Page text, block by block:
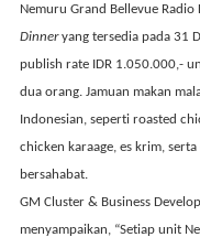
Nemuru Grand Bellevue Radio
Dinner yang tersedia pada 31
publish rate IDR 1.050.000,-
dua orang. Jamuan makan
Indonesian, seperti roasted
chicken karaage, es krim,
bersahabat.
GM Cluster & Business
menyampaikan, “Setiap unit